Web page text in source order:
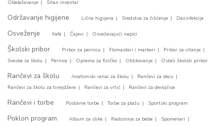
Obeležavanje
Sitan inventar
Održavanje higijene Lična higijena Sredstva za čišćenje Dezinfekcija
Osveženje Kafa Čajevi Osvežavajući napici
Školski pribor Pribor za pernicu Flomasteri i markeri
Pribor za crtanje
Sveske za školu
Pernice Oprema za fizičko Oblikovanje Ostali školski pribor
Rančevi za školu Anatomski ranac za školu
Rančevi za decu
Rančevi za školu za tinejdžere
Rančevi za vrtić Rančevi za devojčice
Rančevi i torbe Poslovne torbe Torbe za plažu Sportski program
Poklon program Album za slike Radosnice za bebe
Spomenari